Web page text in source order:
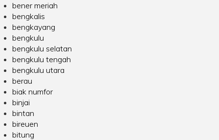
bener meriah
bengkalis
bengkayang
bengkulu
bengkulu selatan
bengkulu tengah
bengkulu utara
berau
biak numfor
binjai
bintan
bireuen
bitung